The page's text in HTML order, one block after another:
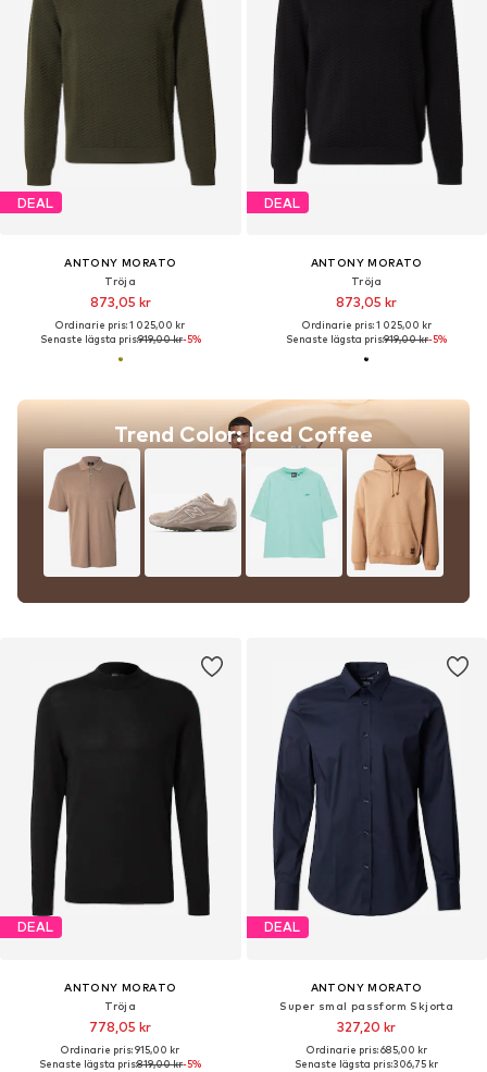
DEAL
ANTONY MORATO
Tröja
873,05 kr
Ordinarie pris: 1 025,00 kr
Senaste lägsta pris:919,00 kr-5%
Trend Color: Iced Coffee
DEAL
ANTONY MORATO
Tröja
873,05 kr
Ordinarie pris: 1 025,00 kr
Senaste lägsta pris:919,00 kr-5%
DEAL
ANTONY MORATO
Tröja
778,05 kr
Ordinarie pris: 915,00 kr
Senaste lägsta pris:819,00 kr-5%
DEAL
ANTONY MORATO
Super smal passform Skjorta
327,20 kr
Ordinarie pris: 685,00 kr
Senaste lägsta pris:306,75 kr